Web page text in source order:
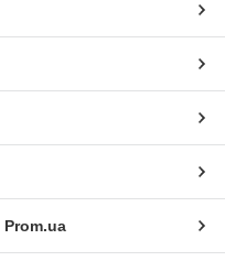
Prom.ua